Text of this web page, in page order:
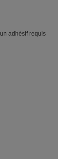
adhésif requis